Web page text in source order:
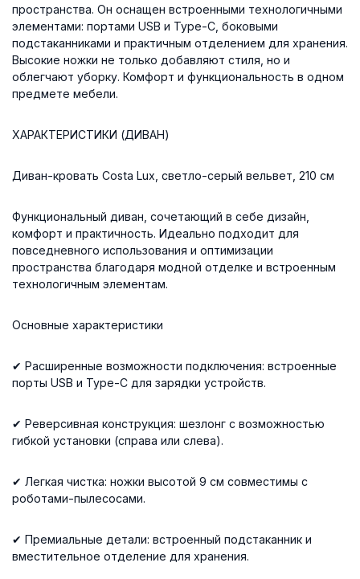
пространства. Он оснащен встроенными технологичными
элементами: портами USB и Type-C, боковыми
подстаканниками и практичным отделением для хранения.
Высокие ножки не только добавляют стиля, но и
облегчают уборку. Комфорт и функциональность в одном
предмете мебели.
ХАРАКТЕРИСТИКИ (ДИВАН)
Диван-кровать Costa Lux, светло-серый вельвет, 210 см
Функциональный диван, сочетающий в себе дизайн,
комфорт и практичность. Идеально подходит для
повседневного использования и оптимизации
пространства благодаря модной отделке и встроенным
технологичным элементам.
Основные характеристики
✔ Расширенные возможности подключения: встроенные
порты USB и Type-C для зарядки устройств.
✔ Реверсивная конструкция: шезлонг с возможностью
гибкой установки (справа или слева).
✔ Легкая чистка: ножки высотой 9 см совместимы с
роботами-пылесосами.
✔ Премиальные детали: встроенный подстаканник и
вместительное отделение для хранения.